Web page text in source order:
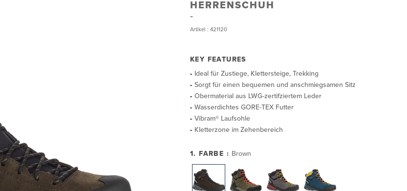
HERRENSCHUH
Artikel : 421120
KEY FEATURES
Ideal für Zustiege, Klettersteige, Trekking
Sorgt für einen bequemen und anschmiegsamen Sitz
Obermaterial aus LWG-zertifziertem Leder
Wasserdichtes GORE-TEX Futter
Vibram® Laufsohle
Kletterzone im Zehenbereich
1. FARBE : Brown